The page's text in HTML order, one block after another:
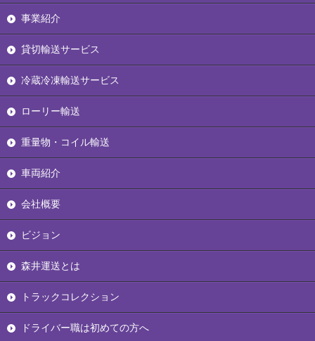
事業紹介
貸切輸送サービス
冷蔵冷凍輸送サービス
ローリー輸送
重量物・コイル輸送
車両紹介
会社概要
ビジョン
森井運送とは
トラックコレクション
ドライバー職は初めての方へ